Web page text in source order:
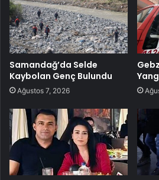
Samandağ’da Selde
Kaybolan Genç Bulundu
Ağustos 7, 2026